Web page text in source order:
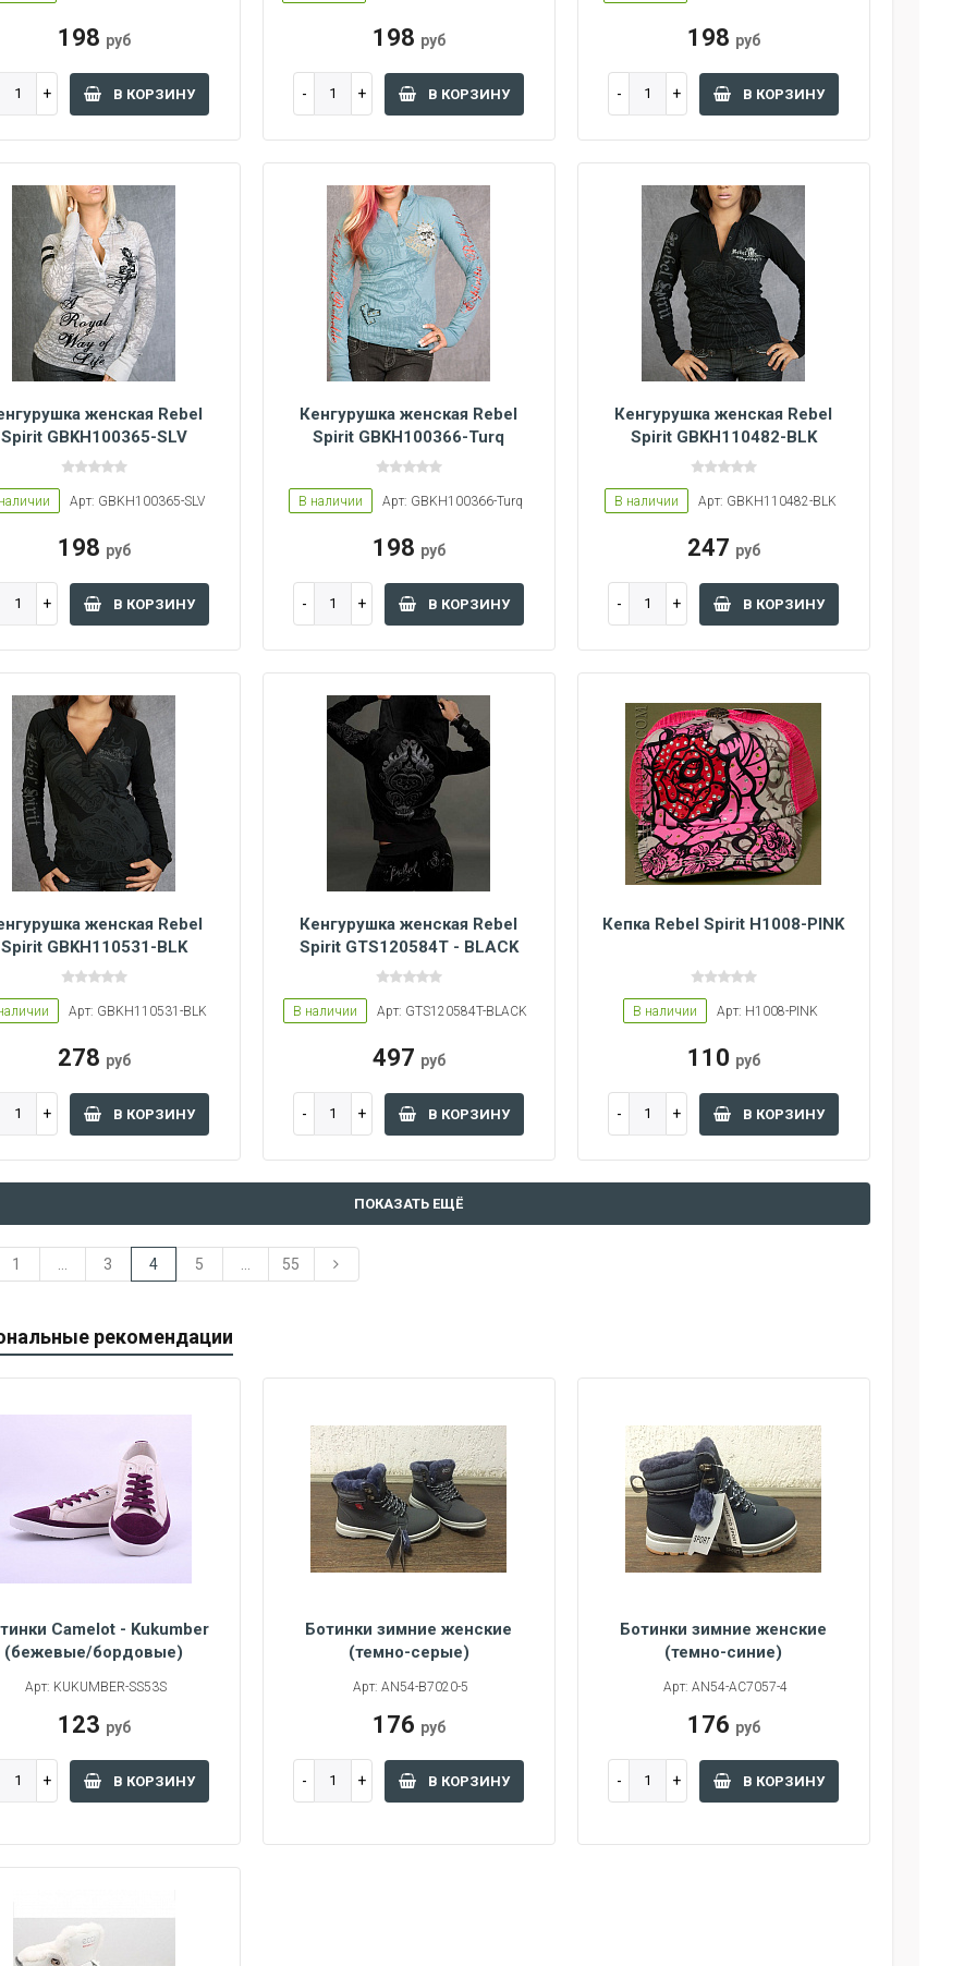
198 руб
В КОРЗИНУ
198 руб
В КОРЗИНУ
198 руб
В КОРЗИНУ
женская Rebel
Spirit GBKH100365-SLV
Арт: GBKH100365-SLV
198 руб
В КОРЗИНУ
Кенгурушка женская Rebel
Spirit GBKH100366-Turq
В наличии Арт: GBKH100366-Turq
198 руб
В КОРЗИНУ
Women L
Кенгурушка женская Rebel
Spirit GBKH110482-BLK
В наличии Арт: GBKH110482-BLK
247 руб
В КОРЗИНУ
Women L Women M
женская Rebel
Spirit GBKH110531-BLK
Арт: GBKH110531-BLK
278 руб
В КОРЗИНУ
Кенгурушка женская Rebel
Spirit GTS120584T - BLACK
В наличии Арт: GTS120584T-BLACK
497 руб
В КОРЗИНУ
Women M
Кепка Rebel Spirit H1008-PINK
В наличии Арт: H1008-PINK
110 руб
В КОРЗИНУ
Women S
ПОКАЗАТЬ ЕЩЁ
1 3 4 5 55
рекомендации
Camelot - Kukumber
(бежевые/бордовые)
Арт: KUKUMBER-SS53S
123 руб
В КОРЗИНУ
Ботинки зимние женские
(темно-серые)
Арт: AN54-B7020-5
176 руб
В КОРЗИНУ
38 39 40
Ботинки зимние женские
(темно-синие)
Арт: AN54-AC7057-4
176 руб
В КОРЗИНУ